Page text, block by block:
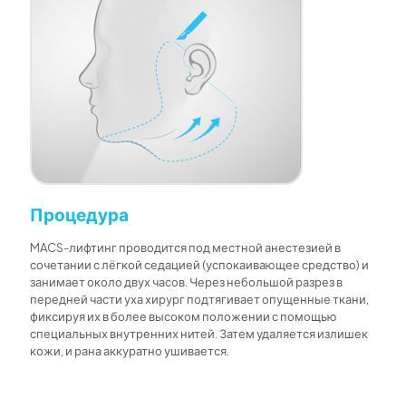
Процедура
MACS-лифтинг проводится под местной анестезией в
сочетании с лёгкой седацией (успокаивающее средство) и
занимает около двух часов. Через небольшой разрез в
передней части уха хирург подтягивает опущенные ткани,
фиксируя их в более высоком положении с помощью
специальных внутренних нитей. Затем удаляется излишек
кожи, и рана аккуратно ушивается.